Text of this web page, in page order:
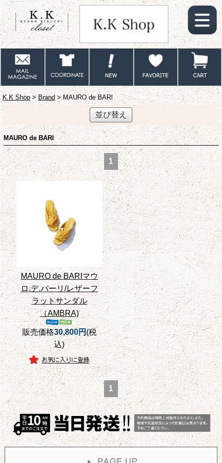
K.K Shop>Brand> MAURO de BARI
並び替え
MAURO de BARI
1
MAURO de BARIマウ
ロ.デ.バーリ/レザーフ
ラットサンダル
（AMBRA)
販売価格30,800円(税
込)
1